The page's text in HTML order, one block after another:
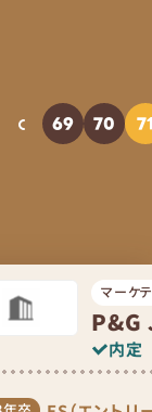
69 70
マーケ
P&G
内定